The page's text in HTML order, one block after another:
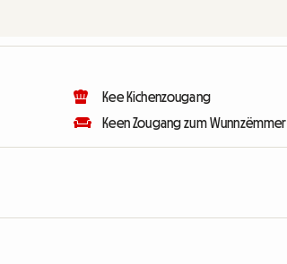
Kee Kichenzougang
Keen Zougang zum Wunnzëmmer